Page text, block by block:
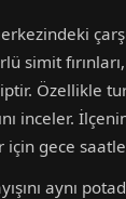
simit
Özellikle
inceler.
gece
aynı